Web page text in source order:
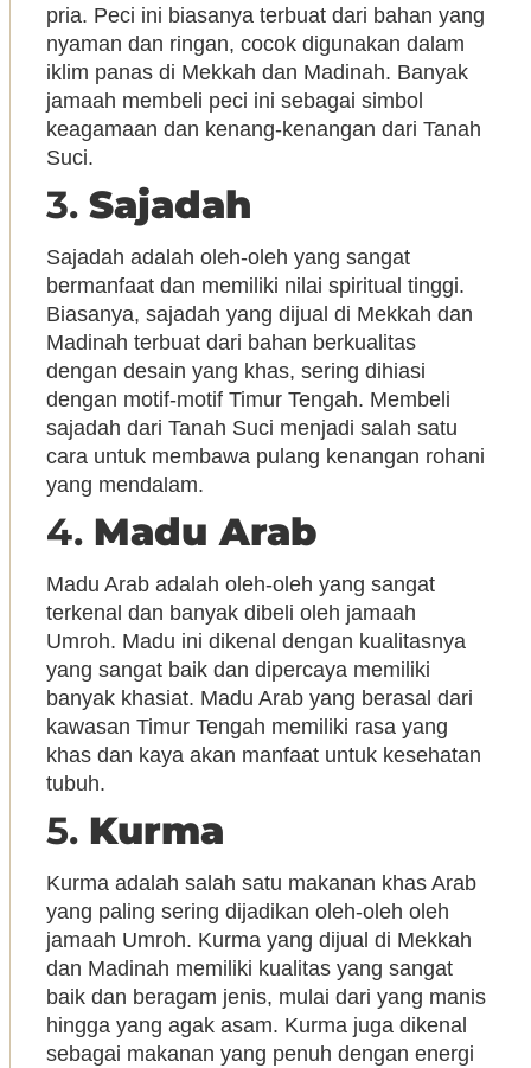
pria. Peci ini biasanya terbuat dari bahan yang
nyaman dan ringan, cocok digunakan dalam
iklim panas di Mekkah dan Madinah. Banyak
jamaah membeli peci ini sebagai simbol
keagamaan dan kenang-kenangan dari Tanah
Suci.
3. Sajadah
Sajadah adalah oleh-oleh yang sangat
bermanfaat dan memiliki nilai spiritual tinggi.
Biasanya, sajadah yang dijual di Mekkah dan
Madinah terbuat dari bahan berkualitas
dengan desain yang khas, sering dihiasi
dengan motif-motif Timur Tengah. Membeli
sajadah dari Tanah Suci menjadi salah satu
cara untuk membawa pulang kenangan rohani
yang mendalam.
4. Madu Arab
Madu Arab adalah oleh-oleh yang sangat
terkenal dan banyak dibeli oleh jamaah
Umroh. Madu ini dikenal dengan kualitasnya
yang sangat baik dan dipercaya memiliki
banyak khasiat. Madu Arab yang berasal dari
kawasan Timur Tengah memiliki rasa yang
khas dan kaya akan manfaat untuk kesehatan
tubuh.
5. Kurma
Kurma adalah salah satu makanan khas Arab
yang paling sering dijadikan oleh-oleh oleh
jamaah Umroh. Kurma yang dijual di Mekkah
dan Madinah memiliki kualitas yang sangat
baik dan beragam jenis, mulai dari yang manis
hingga yang agak asam. Kurma juga dikenal
sebagai makanan yang penuh dengan energi